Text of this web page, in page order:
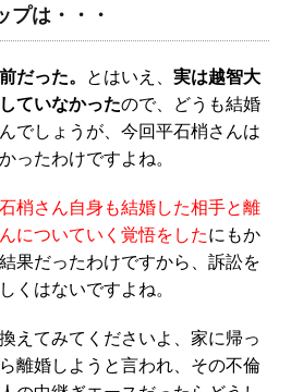
プは・・・
だった。 とはいえ、 実は越智大
ていなかったので、どうも結婚
でしょうが、今回平石梢さんは
ったわけですよね。
梢さん自身も結婚した相手と離
についていく覚悟をしたにもか
果だったわけですから、訴訟を
くはないですよね。
えてみてくださいよ、家に帰っ
離婚しようと言われ、その不倫